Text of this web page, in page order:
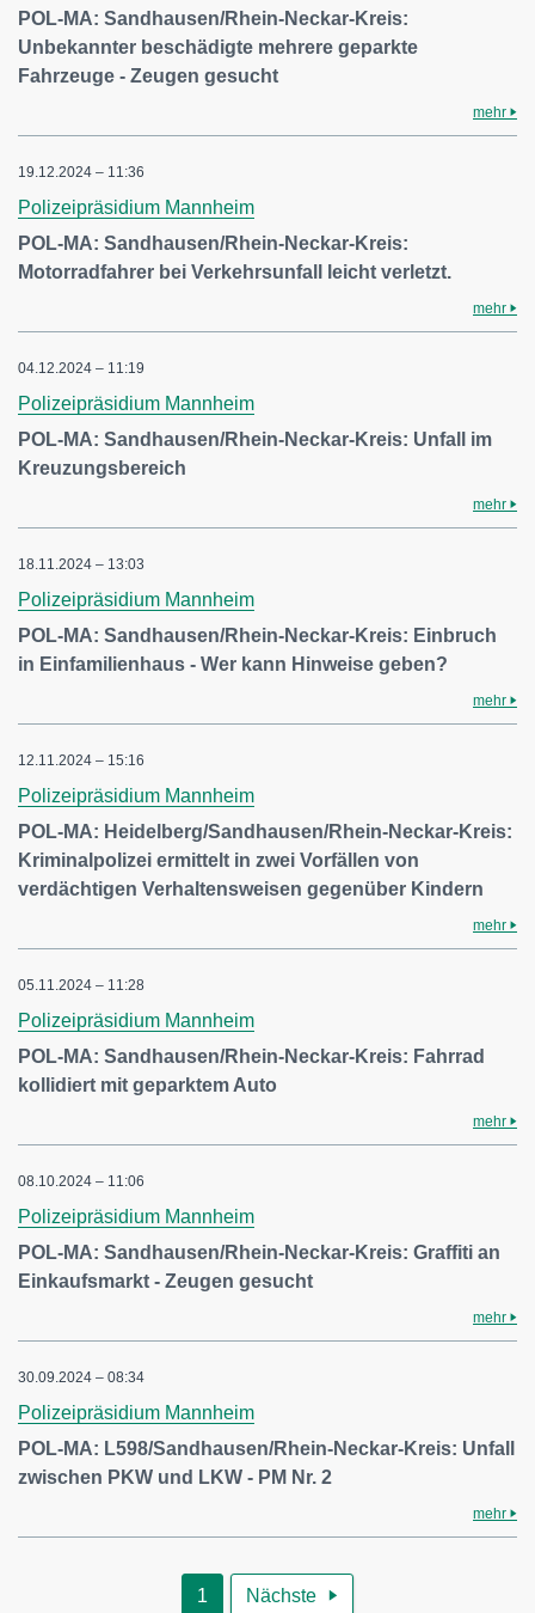
POL-MA: Sandhausen/Rhein-Neckar-Kreis:
Unbekannter beschädigte mehrere geparkte
Fahrzeuge - Zeugen gesucht
mehr
19.12.2024 – 11:36
Polizeipräsidium Mannheim
POL-MA: Sandhausen/Rhein-Neckar-Kreis:
Motorradfahrer bei Verkehrsunfall leicht verletzt.
mehr
04.12.2024 – 11:19
Polizeipräsidium Mannheim
POL-MA: Sandhausen/Rhein-Neckar-Kreis: Unfall im
Kreuzungsbereich
mehr
18.11.2024 – 13:03
Polizeipräsidium Mannheim
POL-MA: Sandhausen/Rhein-Neckar-Kreis: Einbruch
in Einfamilienhaus - Wer kann Hinweise geben?
mehr
12.11.2024 – 15:16
Polizeipräsidium Mannheim
POL-MA: Heidelberg/Sandhausen/Rhein-Neckar-Kreis:
Kriminalpolizei ermittelt in zwei Vorfällen von
verdächtigen Verhaltensweisen gegenüber Kindern
mehr
05.11.2024 – 11:28
Polizeipräsidium Mannheim
POL-MA: Sandhausen/Rhein-Neckar-Kreis: Fahrrad
kollidiert mit geparktem Auto
mehr
08.10.2024 – 11:06
Polizeipräsidium Mannheim
POL-MA: Sandhausen/Rhein-Neckar-Kreis: Graffiti an
Einkaufsmarkt - Zeugen gesucht
mehr
30.09.2024 – 08:34
Polizeipräsidium Mannheim
POL-MA: L598/Sandhausen/Rhein-Neckar-Kreis: Unfall
zwischen PKW und LKW - PM Nr. 2
mehr
1 Nächste 